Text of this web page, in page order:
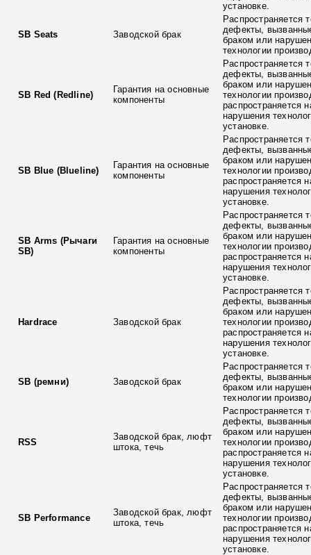
установке.
SB Seats Заводской брак
Распространяется
дефекты,
браком или
технологии
SB Red (Redline)
Гарантия на основные
компоненты
Распространяется
дефекты,
браком или
технологии
распространяется
нарушения
установке.
SB Blue (Blueline)
Гарантия на основные
компоненты
Распространяется
дефекты,
браком или
технологии
распространяется
нарушения
установке.
SB Arms (Рычаги
SB)
Гарантия на основные
компоненты
Распространяется
дефекты,
браком или
технологии
распространяется
нарушения
установке.
Hardrace Заводской брак
Распространяется
дефекты,
браком или
технологии
распространяется
нарушения
установке.
SB (ремни) Заводской брак
Распространяется
дефекты,
браком или
технологии
RSS
Заводской брак, люфт
штока, течь
Распространяется
дефекты,
браком или
технологии
распространяется
нарушения
установке.
SB Performance
Заводской брак, люфт
штока, течь
Распространяется
дефекты,
браком или
технологии
распространяется
нарушения
установке.